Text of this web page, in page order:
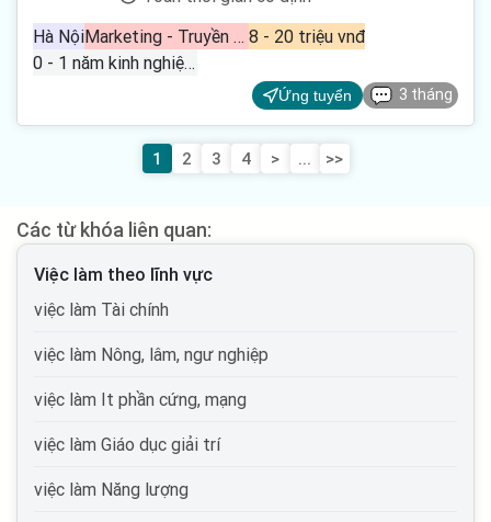
Hà Nội
Marketing - Truyền thông - Quảng cáo, Nhân viên kinh doanh bán hàng, Tư vấn 8 - 20 triệu vnđ
0 - 1 năm kinh nghiệm
Ứng tuyển 3 tháng
1 2 3 4 > ... >>
Các từ khóa liên quan:
Việc làm theo lĩnh vực
việc làm Tài chính
việc làm Nông, lâm, ngư nghiệp
việc làm It phần cứng, mạng
việc làm Giáo dục giải trí
việc làm Năng lượng